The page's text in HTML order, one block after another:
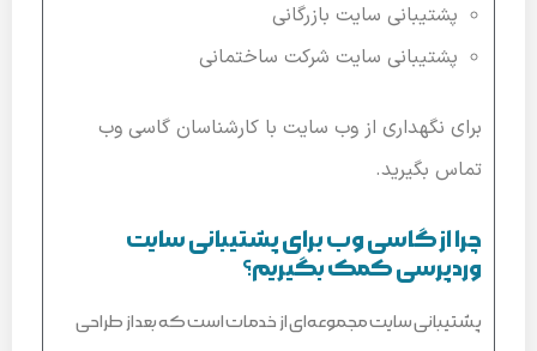
پشتیبانی سایت بازرگانی
پشتیبانی سایت شرکت ساختمانی
برای نگهداری از وب سایت با کارشناسان گاسی وب
تماس بگیرید.
چرا از گاسی وب برای پشتیبانی سایت
وردپرسی کمک بگیریم؟
پشتیبانی سایت مجموعه‌ای از خدمات است که بعد از طراحی